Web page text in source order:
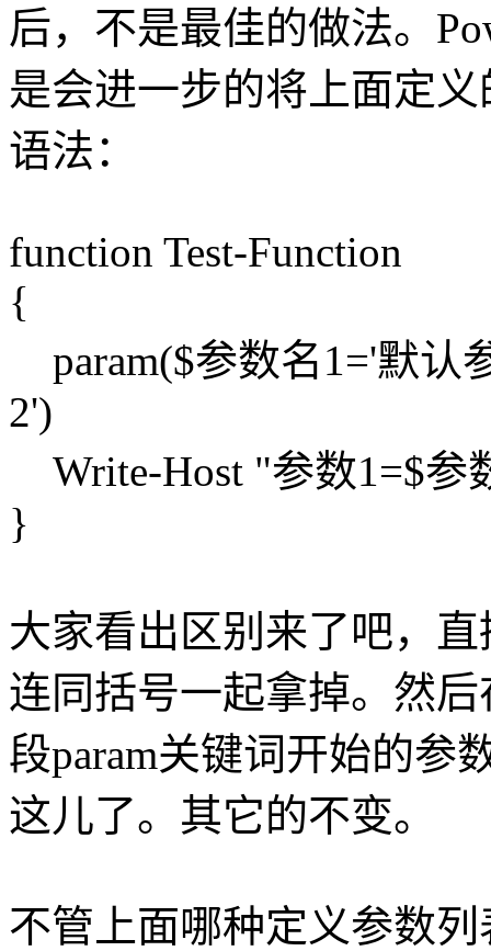
后，不是最佳的做法。
是会进一步的将上面定
语法：
function Test-Function
{
param($参数名1='默认
2')
Write-Host "参数1=$参
}
大家看出区别来了吧，
连同括号一起拿掉。然
段param关键词开始的参
这儿了。其它的不变。
不管上面哪种定义参数